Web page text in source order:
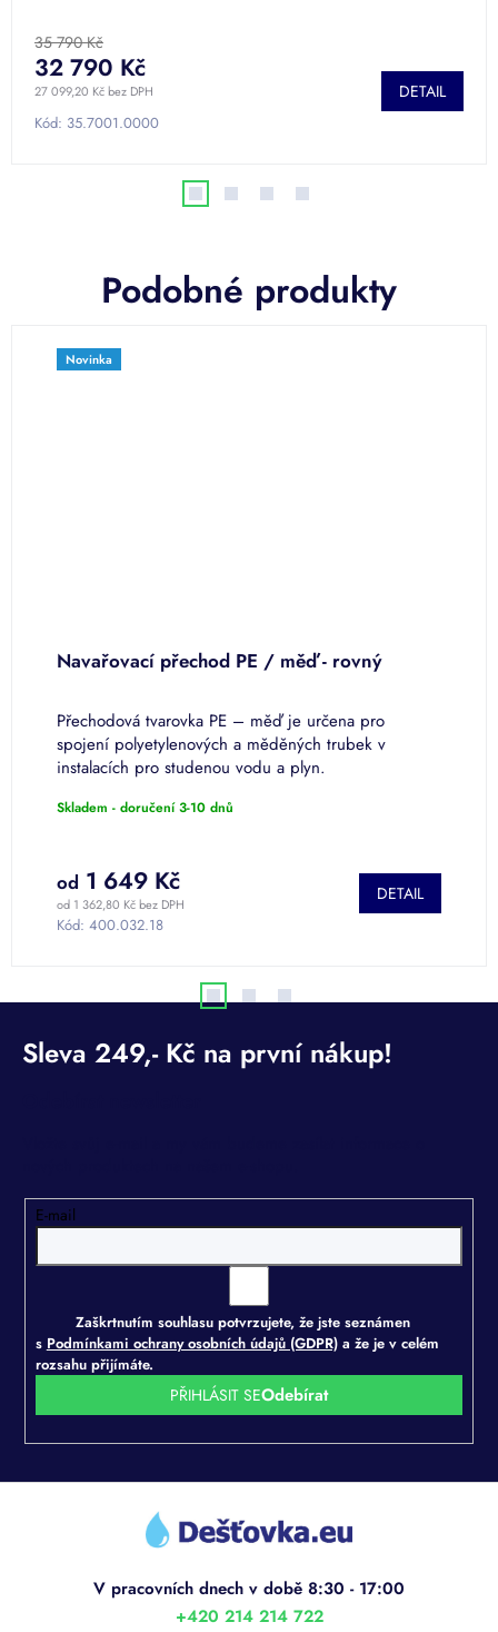
produktu
je
4,7
z
5
35 790 Kč
27 099,20 Kč bez DPH
32 790 Kč
DETAIL
Kód: 35.7001.0000
Podobné produkty
Novinka
Navařovací přechod PE / měď - rovný
Přechodová tvarovka PE – měď je určena pro
spojení polyetylenových a měděných trubek v
instalacích pro studenou vodu a plyn.
Skladem - doručení 3-10 dnů
od 1 362,80 Kč bez DPH
od 1 649 Kč DETAIL
Kód: 400.032.18
E-mail
Zaškrtnutím souhlasu potvrzujete, že jste seznámen
s Podmínkami ochrany osobních údajů (GDPR)a že je v celém
rozsahu přijímáte.
PŘIHLÁSIT SE
Z
+420 214 214 722